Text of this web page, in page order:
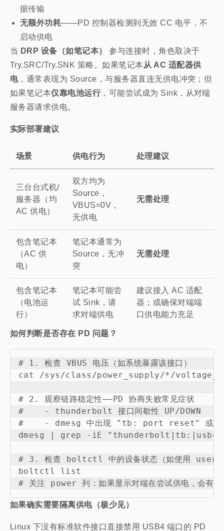
据传输
无额外功耗——PD 控制器检测到无效 CC 电平，不
启动供电
当 DRP 设备（如笔记本）
参与连接时，角色取决于
Try.SRC/Try.SNK 策略。如果笔记本 从 AC 适配器供
电，通常表现为 Source，与服务器直连无供电冲突；但
如果笔记本仅靠电池运行，可能尝试成为 Sink，从对端
服务器请求供电。
实际部署建议
场景 供电行为 处理建议
三台台式机/
服务器（均
AC 供电）
双方均为
Source，
VBUS=0V，
无供电
无需处理
包含笔记本
（AC 供
电）
笔记本通常为
Source，无冲
突
无需处理
包含笔记本
（电池运
行）
笔记本可能尝
试 Sink，请
求对端供电
建议接入 AC 适配
器；或确保对端端
口供电能力充足
如何判断是否存在 PD 问题？
# 1. 检查 VBUS 电压（如系统暴露该接口）
cat /sys/class/power_supply/*/
# 2. 观察链路稳定性——PD 协商失败常见症状
#    - thunderbolt 接口间歇性 UP/DOWN
#    - dmesg 中出现 "tb: port reset"
dmesg | grep -iE
# 3. 检查 boltctl 中的设备状态（如使用 user/
boltctl list
如果确实需要隔离供电（极少见）
Linux 下没有标准软件接口直接禁用 USB4 端口的 PD